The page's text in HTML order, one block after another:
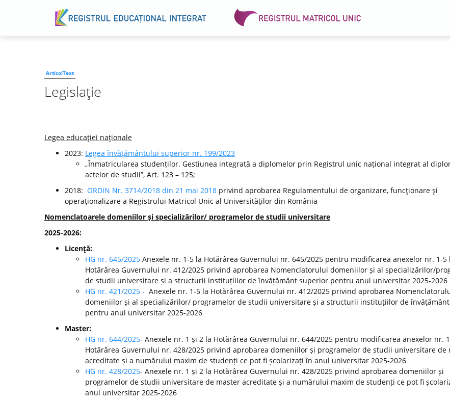
ArticolText
Legislaţie
Legea educaţiei naţionale
2023: Legea ı̂nvăţământului superior nr. 199/2023
„Înmatricularea studenților. Gestiunea integrată a diplomelor prin Registrul unic național integrat al
actelor de studii”, Art. 123 – 125;
2018: ORDIN Nr. 3714/2018 din 21 mai 2018 privind aprobarea Regulamentului de organizare, funcţionare şi
operaţionalizare a Registrului Matricol Unic al Universităţilor din România
Nomenclatoarele domeniilor şi specializărilor/ programelor de studii universitare
2025-2026:
Licenţă:
HG nr. 645/2025 Anexele nr. 1-5 la Hotărârea Guvernului nr. 645/2025 pentru modificarea anexelor nr. 1-5
Hotărârea Guvernului nr. 412/2025 privind aprobarea Nomenclatorului domeniilor și al specializărilor/
de studii universitare și a structurii instituțiilor de învățământ superior pentru anul universitar 2025-2026
HG nr. 421/2025 - Anexele nr. 1-5 la Hotărârea Guvernului nr. 412/2025 privind aprobarea
domeniilor și al specializărilor/ programelor de studii universitare și a structurii instituțiilor de
pentru anul universitar 2025-2026
Master:
HG nr. 644/2025- Anexele nr. 1 și 2 la Hotărârea Guvernului nr. 644/2025 pentru modificarea anexelor nr.
Hotărârea Guvernului nr. 428/2025 privind aprobarea domeniilor și programelor de studii universitare de
acreditate și a numărului maxim de studenți ce pot fi școlarizați în anul universitar 2025-2026
HG nr. 428/2025- Anexele nr. 1 și 2 la Hotărârea Guvernului nr. 428/2025 privind aprobarea domeniilor și
programelor de studii universitare de master acreditate și a numărului maxim de studenți ce pot fi
anul universitar 2025-2026